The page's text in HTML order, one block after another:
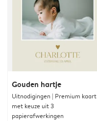
Gouden hartje
Uitnodigingen | Premium kaart
met keuze uit 3
papierafwerkingen